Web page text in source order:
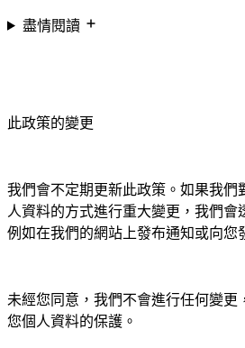
盡情閱讀
此政策的變更
我們會不定期更新此政策。如果我們
人資料的方式進行重大變更，我們會
例如在我們的網站上發布通知或向您
未經您同意，我們不會進行任何變更
您個人資料的保護。